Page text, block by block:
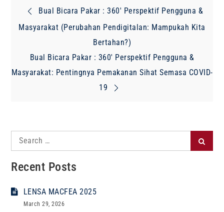
Post
navigation
Bual Bicara Pakar : 360′ Perspektif Pengguna &
Masyarakat (Perubahan Pendigitalan: Mampukah Kita
Bertahan?)
Bual Bicara Pakar : 360′ Perspektif Pengguna &
Masyarakat: Pentingnya Pemakanan Sihat Semasa COVID-
19
Search
Recent Posts
LENSA MACFEA 2025
March 29, 2026